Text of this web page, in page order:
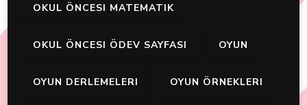
OKUL ÖNCESI MATEMATIK
OKUL ÖNCESI ÖDEV SAYFASI OYUN
OYUN DERLEMELERI OYUN ÖRNEKLERI